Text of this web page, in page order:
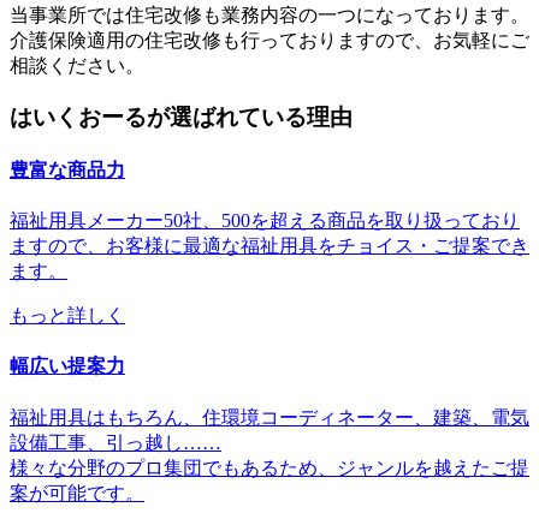
当事業所では住宅改修も業務内容の一つになっております。
介護保険適用の住宅改修も行っておりますので、お気軽にご
相談ください。
はいくおーるが選ばれている理由
豊富な商品力
福祉用具メーカー50社、500を超える商品を取り扱っており
ますので、お客様に最適な福祉用具をチョイス・ご提案でき
ます。
もっと詳しく
幅広い提案力
福祉用具はもちろん、住環境コーディネーター、建築、電気
設備工事、引っ越し……
様々な分野のプロ集団でもあるため、ジャンルを越えたご提
案が可能です。